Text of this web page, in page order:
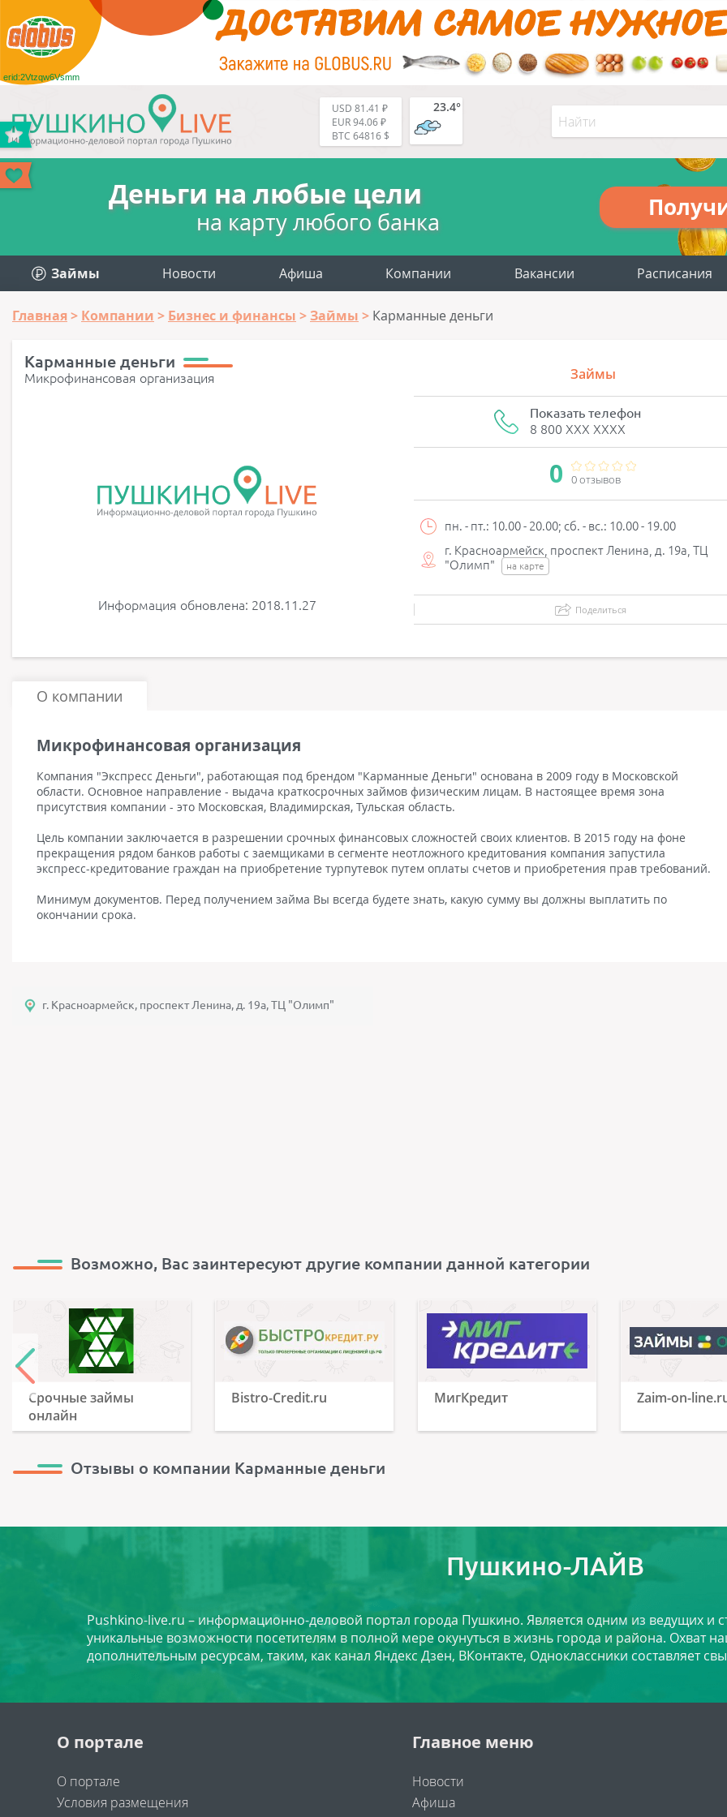
erid:2Vtzqw6Vsmm
USD 81.41 ₽
EUR 94.06 ₽
BTC 64816 $
23.4°
Деньги на любые цели
на карту любого банка
Займы Новости Афиша Компании Вакансии Расписания
Главная Компании Бизнес и финансы Займы Карманные деньги
Карманные деньги
Микрофинансовая организация
Информация обновлена: 2018.11.27
Займы
Показать телефон
8 800 XXX XXXX
0 0 отзывов
пн. - пт.: 10.00 - 20.00; сб. - вс.: 10.00 - 19.00
г. Красноармейск, проспект Ленина, д. 19а, ТЦ
"Олимп"
на карте
Поделиться
О компании
Микрофинансовая организация
Компания "Экспресс Деньги", работающая под брендом "Карманные Деньги" основана в 2009 году в Московской
области. Основное направление - выдача краткосрочных займов физическим лицам. В настоящее время зона
присутствия компании - это Московская, Владимирская, Тульская область.
Цель компании заключается в разрешении срочных финансовых сложностей своих клиентов. В 2015 году на фоне
прекращения рядом банков работы с заемщиками в сегменте неотложного кредитования компания запустила
экспресс-кредитование граждан на приобретение турпутевок путем оплаты счетов и приобретения прав требований.
Минимум документов. Перед получением займа Вы всегда будете знать, какую сумму вы должны выплатить по
окончании срока.
г. Красноармейск, проспект Ленина, д. 19а, ТЦ "Олимп"
Возможно, Вас заинтересуют другие компании данной категории
Срочные займы
онлайн
Bistro-Credit.ru МигКредит Zaim-on-
Отзывы о компании Карманные деньги
Пушкино-ЛАЙВ
Pushkino-live.ru – информационно-деловой портал города Пушкино. Является одним из ведущих и
уникальные возможности посетителям в полной мере окунуться в жизнь города и района. Охват
дополнительным ресурсам, таким, как канал Яндекс Дзен, ВКонтакте, Одноклассники составляет
О портале
О портале
Условия размещения
Главное меню
Новости
Афиша